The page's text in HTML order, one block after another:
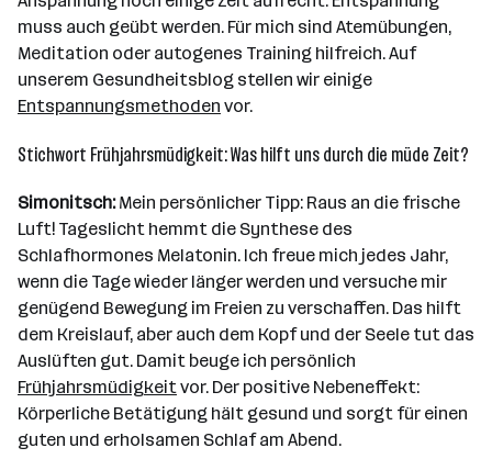
muss auch geübt werden. Für mich sind Atemübungen,
Meditation oder autogenes Training hilfreich. Auf
unserem Gesundheitsblog stellen wir einige
Entspannungsmethoden vor.
Stichwort Frühjahrsmüdigkeit: Was hilft uns durch die müde Zeit?
Simonitsch:Mein persönlicher Tipp: Raus an die frische
Luft! Tageslicht hemmt die Synthese des
Schlafhormones Melatonin. Ich freue mich jedes Jahr,
wenn die Tage wieder länger werden und versuche mir
genügend Bewegung im Freien zu verschaffen. Das hilft
dem Kreislauf, aber auch dem Kopf und der Seele tut das
Auslüften gut. Damit beuge ich persönlich
Frühjahrsmüdigkeitvor. Der positive Nebeneffekt:
Körperliche Betätigung hält gesund und sorgt für einen
guten und erholsamen Schlaf am Abend.